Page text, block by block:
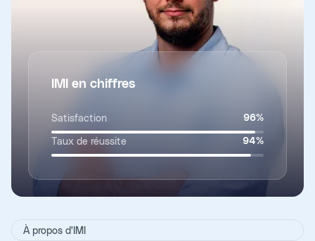
IMI en chiffres
Satisfaction 96%
Taux de réussite 94%
À propos d'IMI